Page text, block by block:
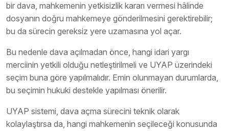
bir dava, mahkemenin yetkisizlik kararı vermesi hâlinde
dosyanın doğru mahkemeye gönderilmesini gerektirebilir;
bu da sürecin gereksiz yere uzamasına yol açar.
Bu nedenle dava açılmadan önce, hangi idari yargı
merciinin yetkili olduğu netleştirilmeli ve UYAP üzerindeki
seçim buna göre yapılmalıdır. Emin olunmayan durumlarda,
bu seçimin hukuki destekle yapılması önerilir.
UYAP sistemi, dava açma sürecini teknik olarak
kolaylaştırsa da, hangi mahkemenin seçileceği konusunda